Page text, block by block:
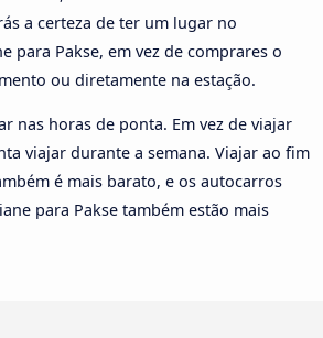
a certeza de ter um lugar no
para Pakse, em vez de comprares o
ou diretamente na estação.
nas horas de ponta. Em vez de viajar
viajar durante a semana. Viajar ao fim
é mais barato, e os autocarros
para Pakse também estão mais